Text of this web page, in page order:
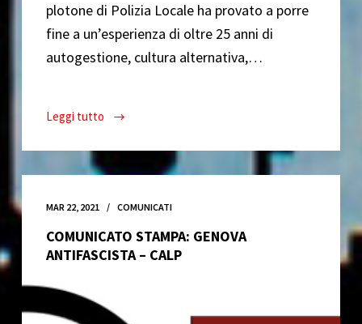
plotone di Polizia Locale ha provato a porre
fine a un’esperienza di oltre 25 anni di
autogestione, cultura alternativa,…
Leggi tutto
Comunicato
Tdn
MAR 22, 2021 COMUNICATI
COMUNICATO STAMPA: GENOVA
ANTIFASCISTA – CALP